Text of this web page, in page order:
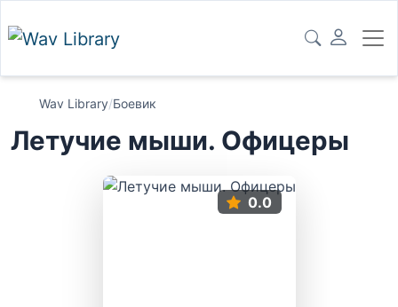
Wav Library/Боевик
Летучие мыши. Офицеры
0.0